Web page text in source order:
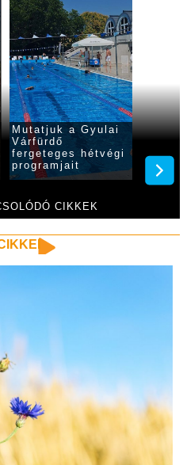
CIKKEK
Mutatjuk a Gyulai
Várfürdő
fergeteges hétvégi
programjait